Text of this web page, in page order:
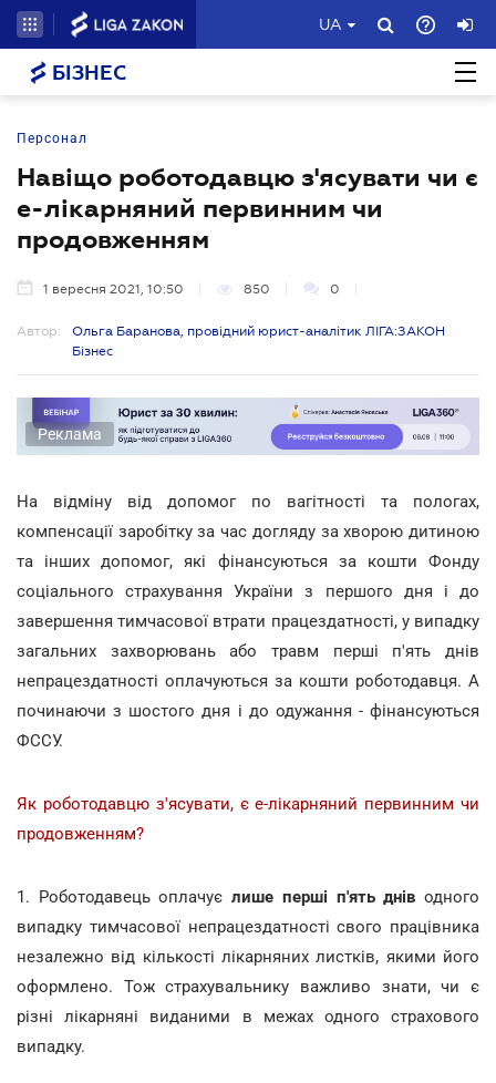
UA
БІЗНЕС
Персонал
Навіщо роботодавцю з'ясувати чи є
е-лікарняний первинним чи
продовженням
1 вересня 2021, 10:50 850 0
Автор:
Ольга Баранова, провідний юрист-аналітик ЛІГА:ЗАКОН
Бізнес
Реклама
На відміну від допомог по вагітності та пологах,
компенсації заробітку за час догляду за хворою дитиною
та інших допомог, які фінансуються за кошти Фонду
соціального страхування України з першого дня і до
завершення тимчасової втрати працездатності, у випадку
загальних захворювань або травм перші п'ять днів
непрацездатності оплачуються за кошти роботодавця. А
починаючи з шостого дня і до одужання - фінансуються
ФССУ.
Як роботодавцю з'ясувати, є е-лікарняний первинним чи
продовженням?
1. Роботодавець оплачуєлише перші п'ять дніводного
випадку тимчасової непрацездатності свого працівника
незалежно від кількості лікарняних листків, якими його
оформлено. Тож страхувальнику важливо знати, чи є
різні лікарняні виданими в межах одного страхового
випадку.